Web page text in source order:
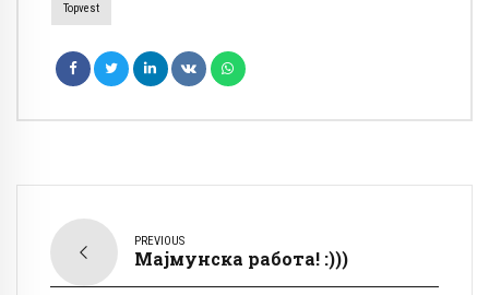
Topvest
PREVIOUS
Мајмунска работа! :)))